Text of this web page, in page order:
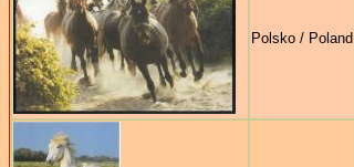
Polsko / Poland